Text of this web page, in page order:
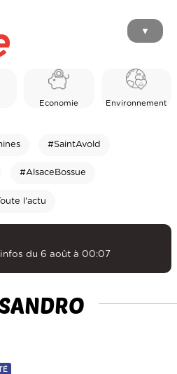
▼
Economie Environnement
#SaintAvold
#AlsaceBossue
l'actu
du 6 août à 00:07